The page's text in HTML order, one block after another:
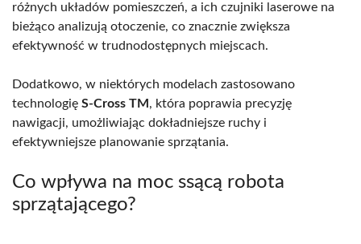
różnych układów pomieszczeń, a ich czujniki laserowe na
bieżąco analizują otoczenie, co znacznie zwiększa
efektywność w trudnodostępnych miejscach.
Dodatkowo, w niektórych modelach zastosowano
technologię S-Cross TM , która poprawia precyzję
nawigacji, umożliwiając dokładniejsze ruchy i
efektywniejsze planowanie sprzątania.
Co wpływa na moc ssącą robota
sprzątającego?